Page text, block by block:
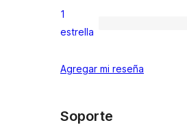
valoraciones
de
estrellas
0
de
1
estrella
Agregar mi reseña
Soporte